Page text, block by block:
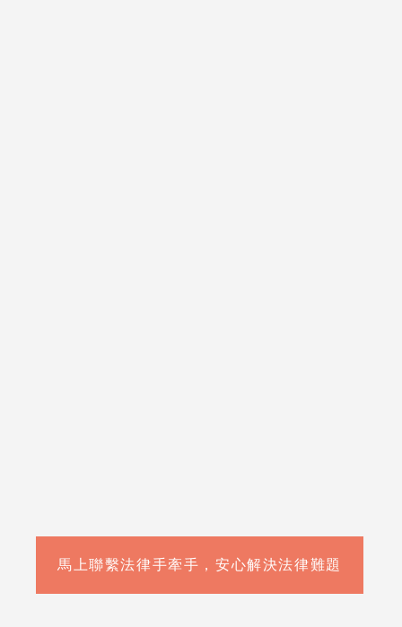
馬上聯繫法律手牽手，安心解決法律難題